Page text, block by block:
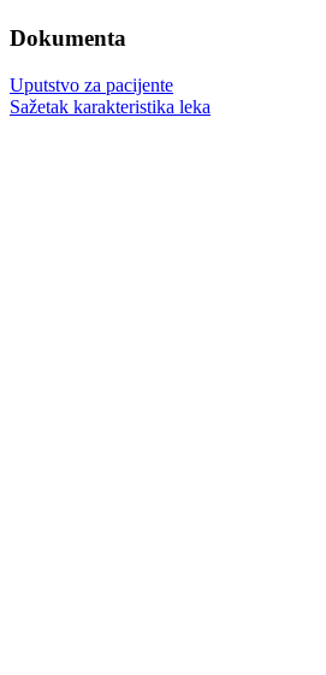
Dokumenta
Uputstvo za pacijente
Sažetak karakteristika leka